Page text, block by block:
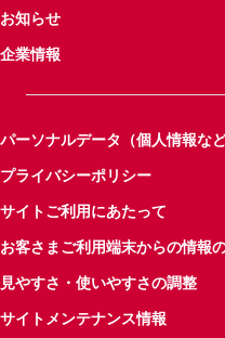
お知らせ
企業情報
パーソナルデータ（個人情報な
プライバシーポリシー
サイトご利用にあたって
お客さまご利用端末からの情報
見やすさ・使いやすさの調整
サイトメンテナンス情報